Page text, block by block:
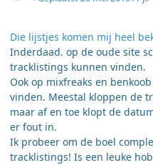
Die lijstjes komen mij heel
​Inderdaad. op de oude site
tracklistings kunnen vinden.
Ook op mixfreaks en
vinden. Meestal kloppen de
maar af en toe klopt de
er fout in.
Ik probeer om de boel
tracklistings! Is een leuke